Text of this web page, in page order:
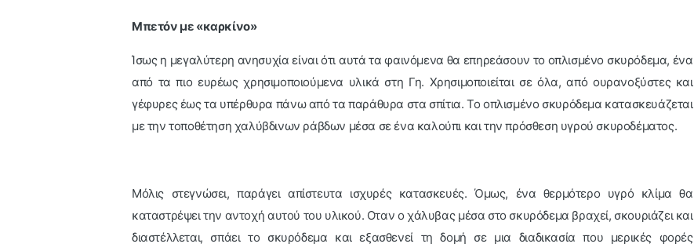
Μπετόν με «καρκίνο»
Ίσως η μεγαλύτερη ανησυχία είναι ότι αυτά τα φαινόμενα θα επηρεάσουν το οπλισμένο σκυρόδεμα, ένα
από τα πιο ευρέως χρησιμοποιούμενα υλικά στη Γη. Χρησιμοποιείται σε όλα, από ουρανοξύστες και
γέφυρες έως τα υπέρθυρα πάνω από τα παράθυρα στα σπίτια. Το οπλισμένο σκυρόδεμα κατασκευάζεται
με την τοποθέτηση χαλύβδινων ράβδων μέσα σε ένα καλούπι και την πρόσθεση υγρού σκυροδέματος.
Μόλις στεγνώσει, παράγει απίστευτα ισχυρές κατασκευές. Όμως, ένα θερμότερο υγρό κλίμα θα
καταστρέψει την αντοχή αυτού του υλικού. Οταν ο χάλυβας μέσα στο σκυρόδεμα βραχεί, σκουριάζει και
διαστέλλεται, σπάει το σκυρόδεμα και εξασθενεί τη δομή σε μια διαδικασία που μερικές φορές